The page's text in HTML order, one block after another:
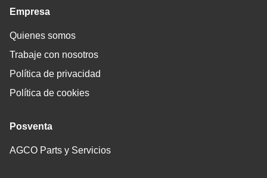
Empresa
Quienes somos
Trabaje con nosotros
Política de privacidad
Política de cookies
Posventa
AGCO Parts y Servicios